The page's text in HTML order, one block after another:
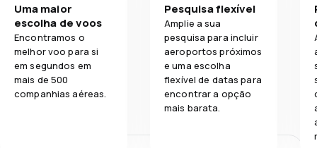
Uma maior
escolha de voos
Encontramos o
melhor voo para si
em segundos em
mais de 500
companhias aéreas.
Pesquisa flexível
Amplie a sua
pesquisa para incluir
aeroportos próximos
e uma escolha
flexível de datas para
encontrar a opção
mais barata.